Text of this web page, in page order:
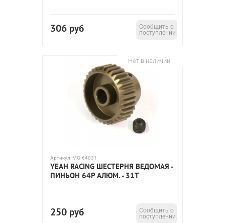
306 руб
Сообщить о
поступлении
Нет в наличии
Артикул: MG-64031
YEAH RACING ШЕСТЕРНЯ ВЕДОМАЯ -
ПИНЬОН 64P АЛЮМ. - 31T
250 руб
Сообщить о
поступлении